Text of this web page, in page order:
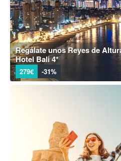
Regálate unos Reyes de
Hotel Bali 4*
279€ -31%